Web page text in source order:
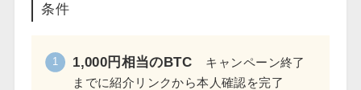
条件
1,000円相当のBTC
キャンペーン終了
までに紹介リンクから本人確認を完了